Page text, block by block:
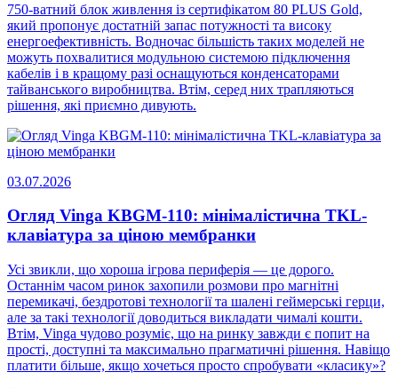
750-ватний блок живлення із сертифікатом 80 PLUS Gold,
який пропонує достатній запас потужності та високу
енергоефективність. Водночас більшість таких моделей не
можуть похвалитися модульною системою підключення
кабелів і в кращому разі оснащуються конденсаторами
тайванського виробництва. Втім, серед них трапляються
рішення, які приємно дивують.
03.07.2026
Огляд Vinga KBGM-110: мінімалістична TKL-
клавіатура за ціною мембранки
Усі звикли, що хороша ігрова периферія — це дорого.
Останнім часом ринок захопили розмови про магнітні
перемикачі, бездротові технології та шалені геймерські герци,
але за такі технології доводиться викладати чималі кошти.
Втім, Vinga чудово розуміє, що на ринку завжди є попит на
прості, доступні та максимально прагматичні рішення. Навіщо
платити більше, якщо хочеться просто спробувати «класику»?